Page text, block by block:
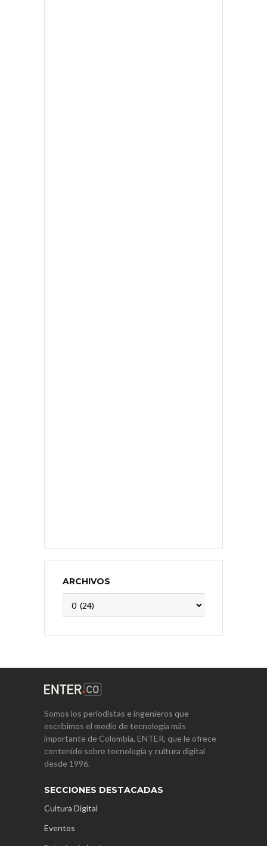
ARCHIVOS
Somos los periodistas e ingenieros que
escribimos el medio de tecnología más
importante de Colombia, ENTER, que le ofrece
contenido sobre tecnología y cultura digital
desde 1996.
SECCIONES DESTACADAS
Cultura Digital
Eventos